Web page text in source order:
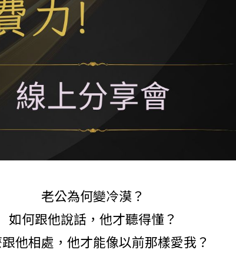
老公為何變冷漠？
如何跟他說話，他才聽得懂？
他相處，他才能像以前那樣愛我？